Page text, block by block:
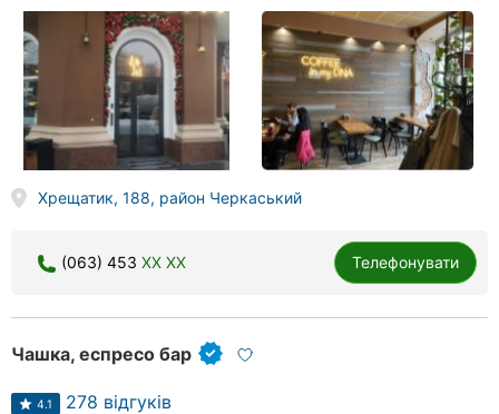
Хрещатик, 188, район Черкаський
(063) 453 XX XX Телефонувати
Чашка, еспресо бар
4.1 278 відгуків